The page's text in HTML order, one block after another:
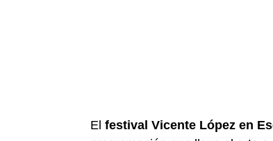
El festival Vicente López en